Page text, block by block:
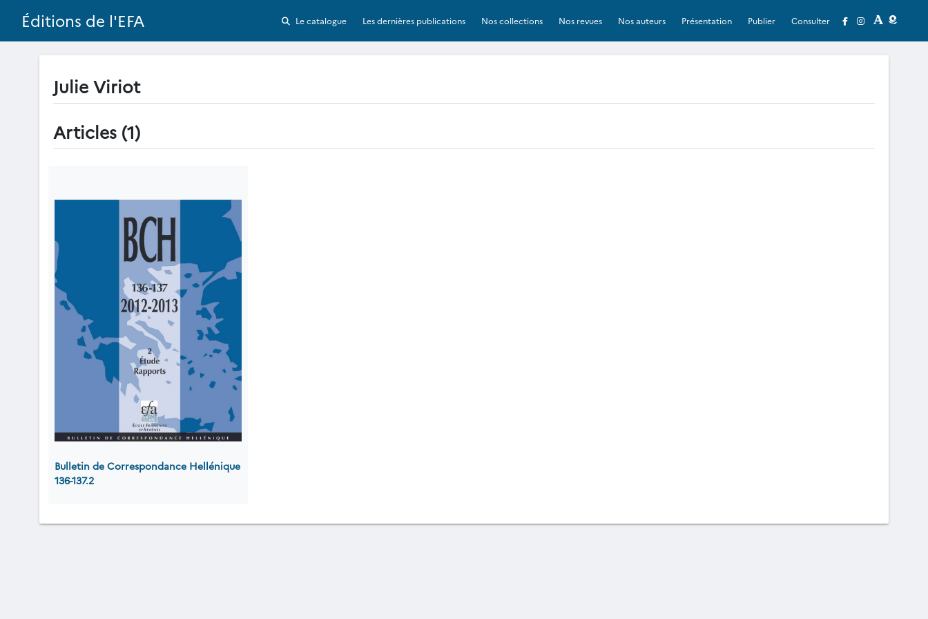
Éditions de l'EFA Le catalogue Les dernières publications Nos collections Nos revues Nos auteurs Présentation Publier Consulter
Julie Viriot
Articles (1)
Bulletin de Correspondance Hellénique
136-137.2